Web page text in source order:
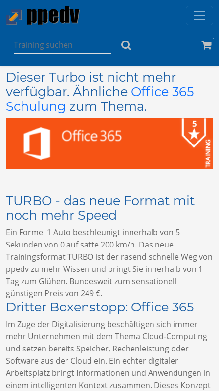
1
Dieser Turbo ist nicht mehr
verfügbar. Ähnliche Office 365
Schulung zum Thema.
TURBO - das neue Format mit
noch mehr Speed
Ein Formel 1 Auto beschleunigt innerhalb von 5
Sekunden von 0 auf satte 200 km/h. Das neue
Trainingsformat TURBO ist der rasend schnelle Weg von
ppedv zu mehr Wissen und bringt Sie innerhalb von 1
Tag zum Glühen. Bundesweit zum sensationell
günstigen Preis von 249 €.
Dritter Boxenstopp: Office 365
Im Zuge der Digitalisierung beschäftigen sich immer
mehr Unternehmen mit dem Thema Cloud-Computing
und setzen bereits Speicher, Rechenleistung oder
Software aus der Cloud ein. Ein echter digitaler
Arbeitsplatz bringt Informationen und Anwendungen in
einem intelligenten Kontext zusammen. Dieses Konzept